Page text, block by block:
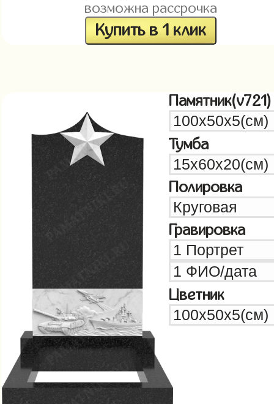
возможна рассрочка
Купить в 1 клик
Памятник(v721)
Тумба
Полировка
Гравировка
Цветник